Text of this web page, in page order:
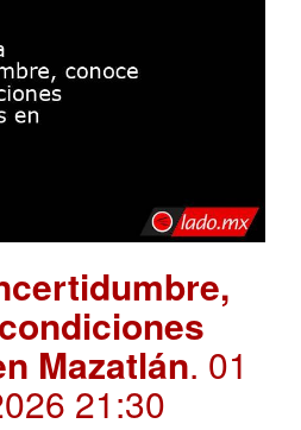
Mazatlán. 01
21:30